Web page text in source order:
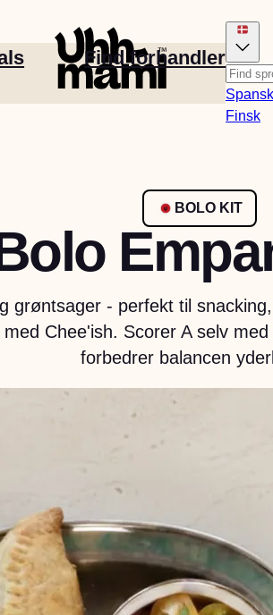
Find forhandler
Spansk
Finsk
BOLO KIT
grøntsager - perfekt til
Chee'ish. Scorer A selv
forbedrer balancen